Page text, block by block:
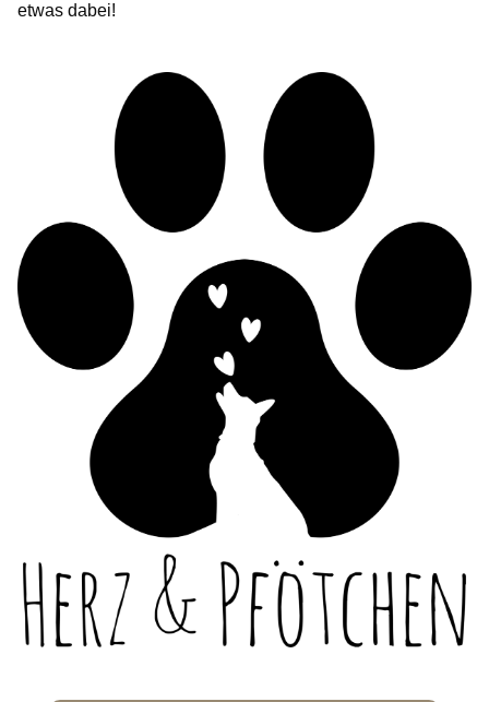
etwas dabei!